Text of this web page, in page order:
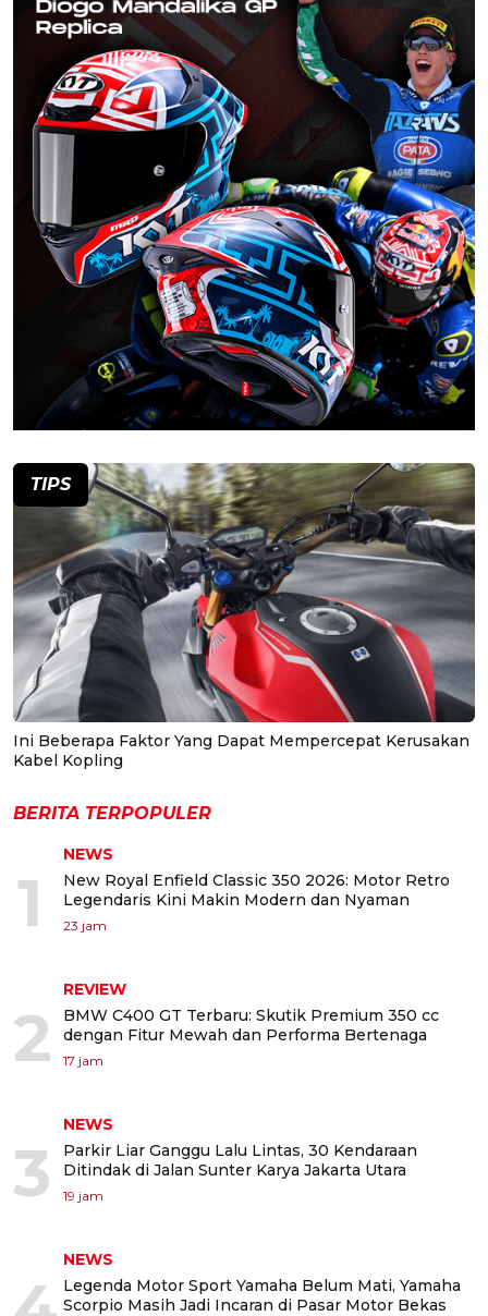
TIPS
Ini Beberapa Faktor Yang Dapat Mempercepat Kerusakan
Kabel Kopling
BERITA TERPOPULER
1
NEWS
New Royal Enfield Classic 350 2026: Motor Retro
Legendaris Kini Makin Modern dan Nyaman
23 jam
2
REVIEW
BMW C400 GT Terbaru: Skutik Premium 350 cc
dengan Fitur Mewah dan Performa Bertenaga
17 jam
3
NEWS
Parkir Liar Ganggu Lalu Lintas, 30 Kendaraan
Ditindak di Jalan Sunter Karya Jakarta Utara
19 jam
NEWS
Legenda Motor Sport Yamaha Belum Mati, Yamaha
Scorpio Masih Jadi Incaran di Pasar Motor Bekas